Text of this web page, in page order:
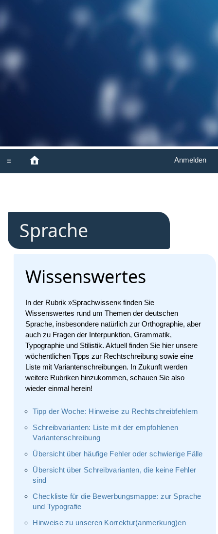
Anmelden
Sprache
Wissenswertes
In der Rubrik »Sprachwissen« finden Sie
Wissenswertes rund um Themen der deutschen
Sprache, insbesondere natürlich zur Orthographie, aber
auch zu Fragen der Interpunktion, Grammatik,
Typographie und Stilistik. Aktuell finden Sie hier unsere
wöchentlichen Tipps zur Rechtschreibung sowie eine
Liste mit Variantenschreibungen. In Zukunft werden
weitere Rubriken hinzukommen, schauen Sie also
wieder einmal herein!
Tipp der Woche: Hinweise zu Rechtschreibfehlern
Schreibvarianten: Liste mit der empfohlenen
Variantenschreibung
Übersicht über häufige Fehler oder schwierige Fälle
Übersicht über Schreibvarianten, die keine Fehler
sind
Checkliste für die Bewerbungsmappe: zur Sprache
und Typografie
Hinweise zu unseren Korrektur(anmerkung)en